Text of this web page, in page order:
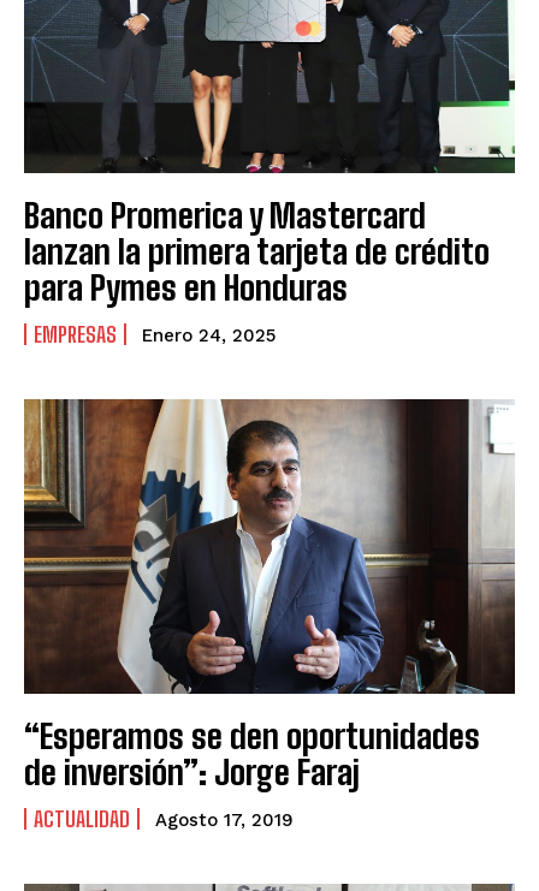
Banco Promerica y Mastercard
lanzan la primera tarjeta de crédito
para Pymes en Honduras
EMPRESAS Enero 24, 2025
“Esperamos se den oportunidades
de inversión”: Jorge Faraj
ACTUALIDAD Agosto 17, 2019